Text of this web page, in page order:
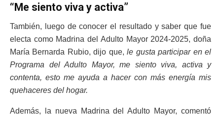
“Me siento viva y activa”
También, luego de conocer el resultado y saber que fue
electa como Madrina del Adulto Mayor 2024-2025, doña
María Bernarda Rubio, dijo que,le gusta participar en el
Programa del Adulto Mayor, me siento viva, activa y
contenta, esto me ayuda a hacer con más energía mis
quehaceres del hogar.
Además, la nueva Madrina del Adulto Mayor, comentó